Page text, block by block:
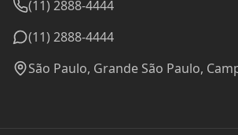
(11) 2888-4444
(11) 2888-4444
São Paulo, Grande São Paulo,